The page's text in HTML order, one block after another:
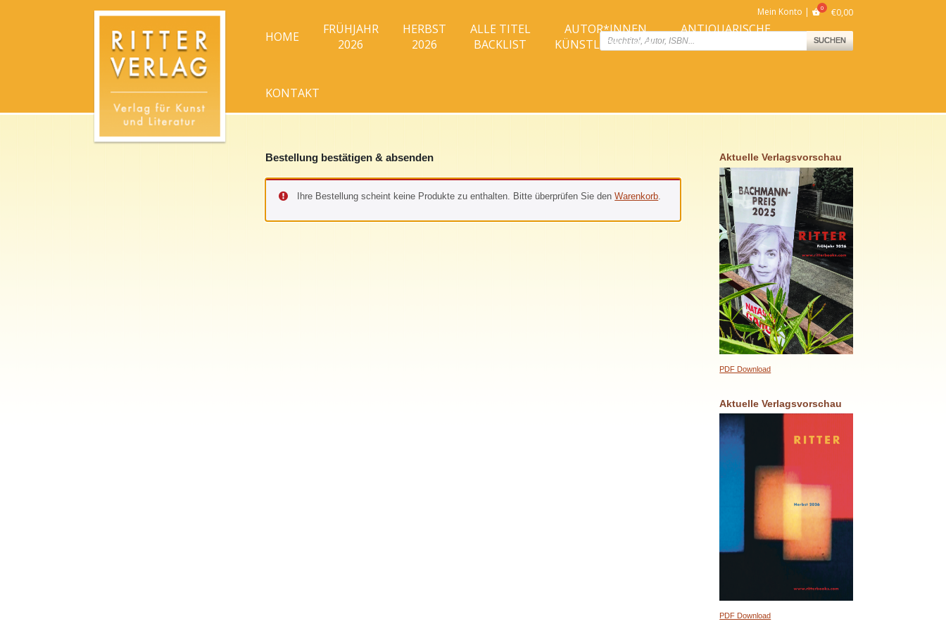
Mein Konto €0,00
Products
search
SUCHEN
HOME
FRÜHJAHR
2026
HERBST
2026
ALLE TITEL
BACKLIST
AUTOR*INNEN
KÜNSTLER*INNEN
ANTIQUARISCHE
KONTAKT
Bestellung bestätigen & absenden
Ihre Bestellung scheint keine Produkte zu enthalten. Bitte überprüfen Sie denWarenkorb
Aktuelle Verlagsvorschau
PDF Download
Aktuelle Verlagsvorschau
PDF Download